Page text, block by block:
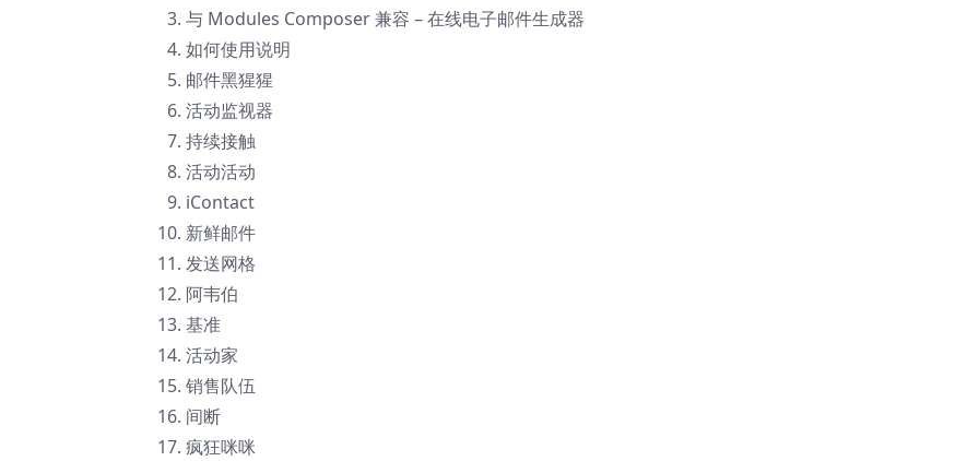
与 Modules Composer 兼容 – 在线电子邮件生成器
如何使用说明
邮件黑猩猩
活动监视器
持续接触
活动活动
iContact
新鲜邮件
发送网格
阿韦伯
基准
活动家
销售队伍
间断
疯狂咪咪